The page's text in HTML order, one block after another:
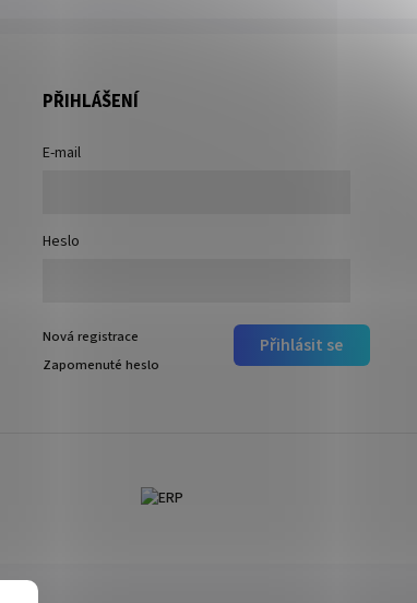
PŘIHLÁŠENÍ
E-mail
Heslo
Přihlásit se
Nová registrace
Zapomenuté heslo